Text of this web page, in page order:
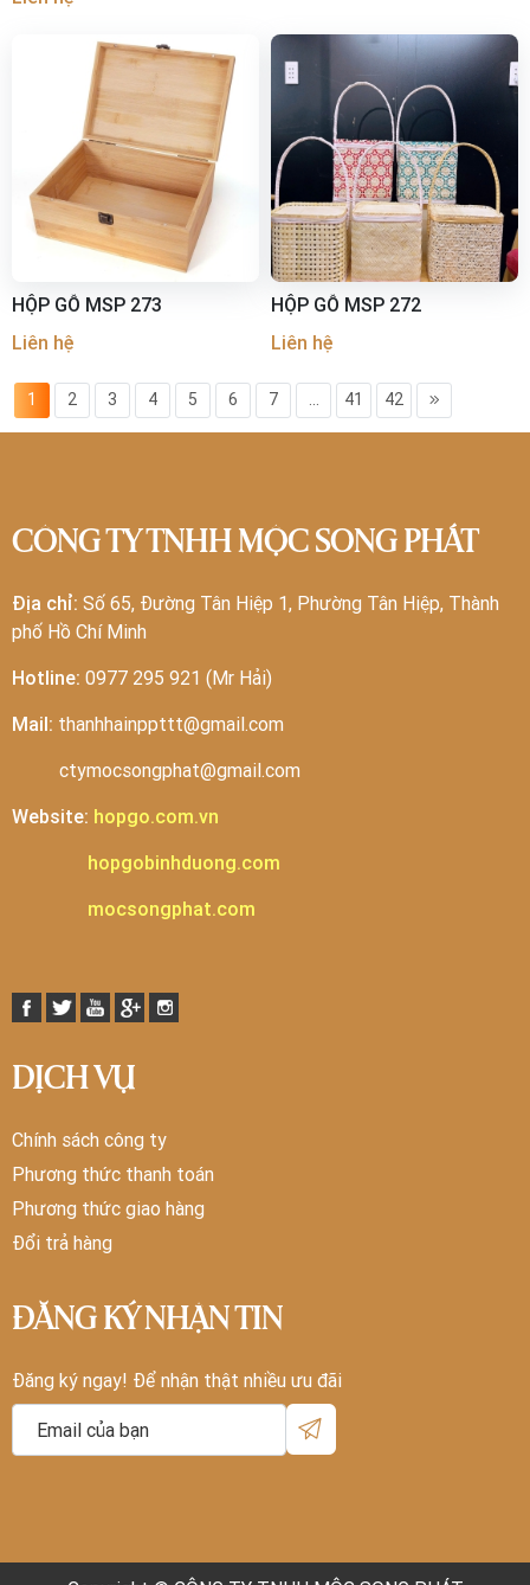
HỘP GỖ MSP 273
Liên hệ
HỘP GỖ MSP 272
Liên hệ
1 2 3 4 5 6 7 ... 41 42
CÔNG TY TNHH MỘC SONG PHÁT
Địa chỉ: Số 65, Đường Tân Hiệp 1, Phường Tân Hiệp, Thành
phố Hồ Chí Minh
Hotline: 0977 295 921 (Mr Hải)
Mail: thanhhainppttt@gmail.com
ctymocsongphat@gmail.com
Website: hopgo.com.vn
hopgobinhduong.com
mocsongphat.com
DỊCH VỤ
Chính sách công ty
Phương thức thanh toán
Phương thức giao hàng
Đổi trả hàng
ĐĂNG KÝ NHẬN TIN
Đăng ký ngay! Để nhận thật nhiều ưu đãi